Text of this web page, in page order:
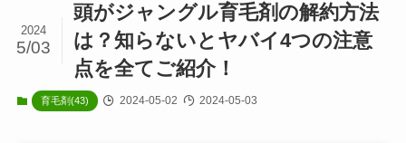
頭がジャングル育毛剤の解約方法
は？知らないとヤバイ4つの注意
点を全てご紹介！
2024
5/03
育毛剤(43) 2024-05-02 2024-05-03